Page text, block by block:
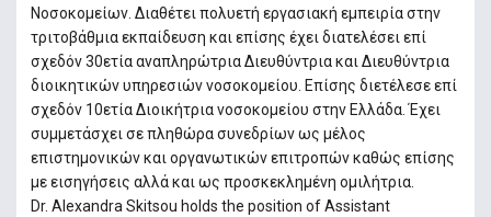
Νοσοκομείων. Διαθέτει πολυετή εργασιακή εμπειρία στην
τριτοβάθμια εκπαίδευση και επίσης έχει διατελέσει επί
σχεδόν 30ετία αναπληρώτρια Διευθύντρια και Διευθύντρια
διοικητικών υπηρεσιών νοσοκομείου. Επίσης διετέλεσε επί
σχεδόν 10ετία Διοικήτρια νοσοκομείου στην Ελλάδα. Έχει
συμμετάσχει σε πληθώρα συνεδρίων ως μέλος
επιστημονικών και οργανωτικών επιτροπών καθώς επίσης
με εισηγήσεις αλλά και ως προσκεκλημένη ομιλήτρια.
Dr. Alexandra Skitsou holds the position of Assistant